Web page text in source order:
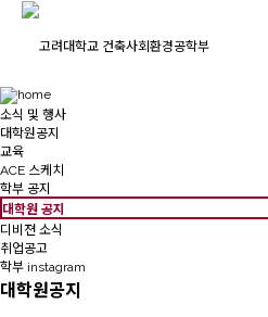
소식 및 행사
대학원공지
교육
ACE 스케치
학부 공지
대학원 공지
디비젼 소식
취업공고
학부 instagram
대학원공지